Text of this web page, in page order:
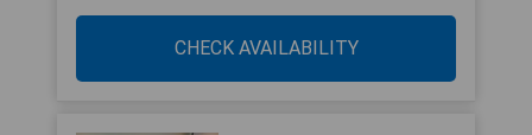
CHECK AVAILABILITY